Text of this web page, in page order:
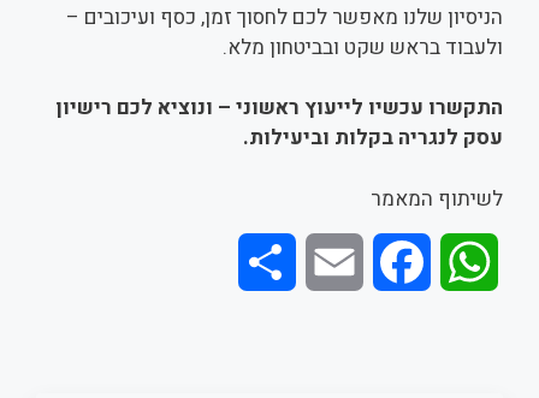
הניסיון שלנו מאפשר לכם לחסוך זמן, כסף ועיכובים –
ולעבוד בראש שקט ובביטחון מלא.
התקשרו עכשיו לייעוץ ראשוני – ונוציא לכם רישיון
עסק לנגריה בקלות וביעילות.
לשיתוף המאמר